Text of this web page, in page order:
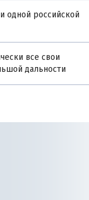
одной российской
все свои
дальности